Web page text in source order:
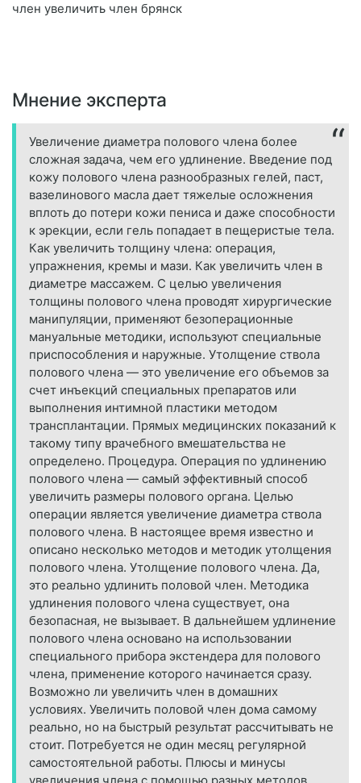
член увеличить член брянск
Мнение эксперта
Увеличение диаметра полового члена более
сложная задача, чем его удлинение. Введение под
кожу полового члена разнообразных гелей, паст,
вазелинового масла дает тяжелые осложнения
вплоть до потери кожи пениса и даже способности
к эрекции, если гель попадает в пещеристые тела.
Как увеличить толщину члена: операция,
упражнения, кремы и мази. Как увеличить член в
диаметре массажем. С целью увеличения
толщины полового члена проводят хирургические
манипуляции, применяют безоперационные
мануальные методики, используют специальные
приспособления и наружные. Утолщение ствола
полового члена — это увеличение его объемов за
счет инъекций специальных препаратов или
выполнения интимной пластики методом
трансплантации. Прямых медицинских показаний к
такому типу врачебного вмешательства не
определено. Процедура. Операция по удлинению
полового члена — самый эффективный способ
увеличить размеры полового органа. Целью
операции является увеличение диаметра ствола
полового члена. В настоящее время известно и
описано несколько методов и методик утолщения
полового члена. Утолщение полового члена. Да,
это реально удлинить половой член. Методика
удлинения полового члена существует, она
безопасная, не вызывает. В дальнейшем удлинение
полового члена основано на использовании
специального прибора экстендера для полового
члена, применение которого начинается сразу.
Возможно ли увеличить член в домашних
условиях. Увеличить половой член дома самому
реально, но на быстрый результат рассчитывать не
стоит. Потребуется не один месяц регулярной
самостоятельной работы. Плюсы и минусы